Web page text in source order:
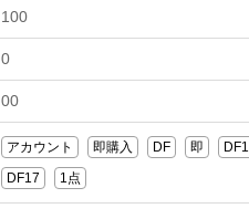
100
0
00
アカウント 即購入 DF 即 DF1
DF17
1点